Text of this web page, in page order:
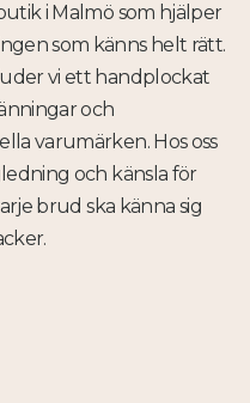
i Malmö som hjälper
som känns helt rätt.
vi ett handplockat
och
varumärken. Hos oss
och känsla för
brud ska känna sig